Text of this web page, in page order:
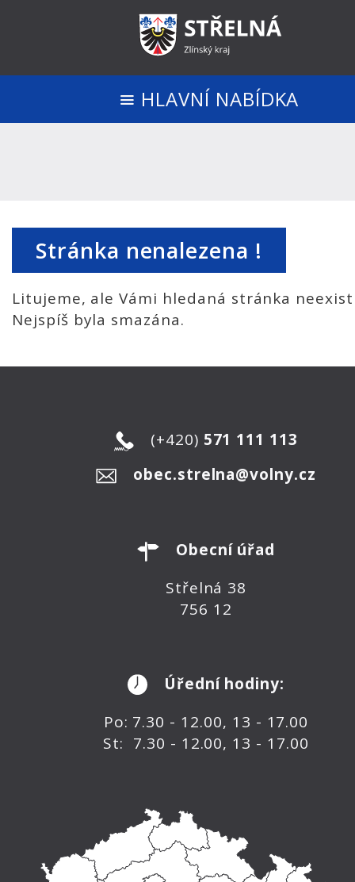
HLAVNÍ NABÍDKA
Stránka nenalezena !
Litujeme, ale Vámi hledaná stránka
Nejspíš byla smazána.
(+420) 571 111 113
obec.strelna@volny.cz
Obecní úřad
Střelná 38
756 12
Úřední hodiny:
Po: 7.30 - 12.00, 13 - 17.00
St: 7.30 - 12.00, 13 - 17.00